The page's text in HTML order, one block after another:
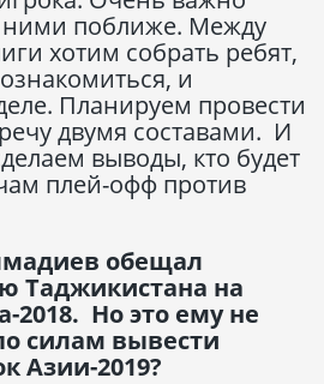
ними поближе. Между
хотим собрать ребят,
и
Планируем провести
двумя составами. И
выводы, кто будет
плей-офф против
обещал
Таджикистана на
2018. Но это ему не
силам вывести
Азии-2019?